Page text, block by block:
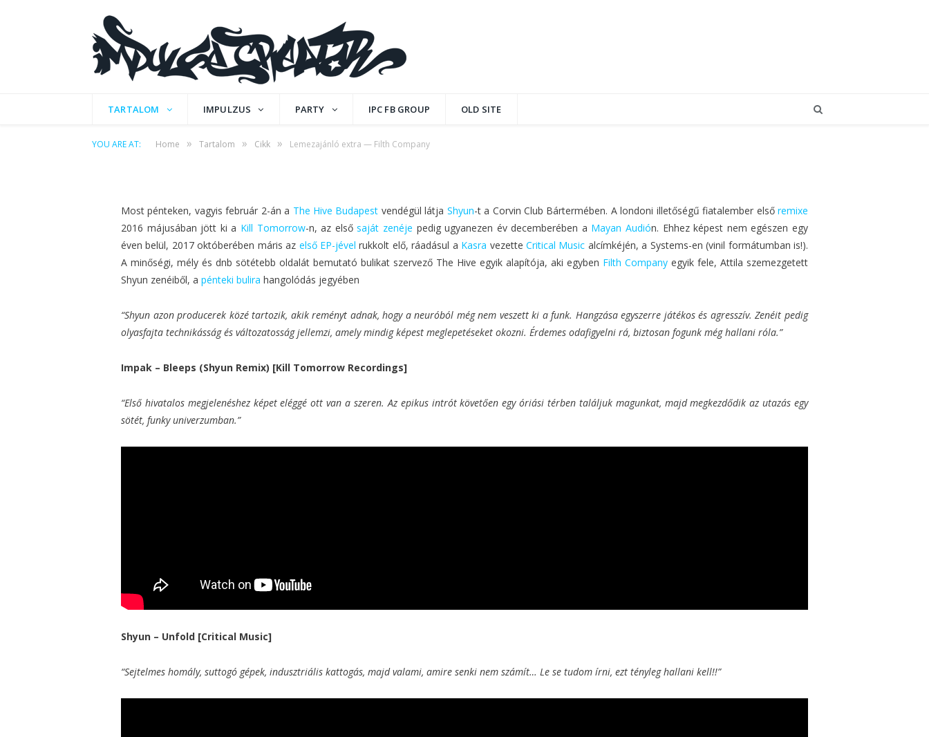
TARTALOM IMPULZUS PARTY IPC FB GROUP OLD SITE
YOU ARE AT: Home » Tartalom » Cikk » Lemezajánló extra — Filth Company
CIKK
Lemezajánló extra — Filth Company
Most pénteken, vagyis február 2-án a The Hive Budapest vendégül látja Shyun-t a Corvin Club Bártermében. A londoni illetőségű fiatalember első remixe
2016 májusában jött ki a Kill Tomorrow-n, az elsősaját zenéje pedig ugyanezen év decemberében a Mayan Audión. Ehhez képest nem egészen egy
éven belül, 2017 októberében máris az első EP-jével rukkolt elő, ráadásul a Kasra vezetteCritical Music alcímkéjén, a Systems-en (vinil formátumban is!).
A minőségi, mély és dnb sötétebb oldalát bemutató bulikat szervező The Hive egyik alapítója, aki egyben Filth Companyegyik fele, Attila szemezgetett
Shyun zenéiből, apénteki bulira hangolódás jegyében
“Shyun azon producerek közé tartozik, akik reményt adnak, hogy a neuróból még nem veszett ki a funk. Hangzása egyszerre játékos és agresszív. Zenéit pedig
olyasfajta technikásság és változatosság jellemzi, amely mindig képest meglepetéseket okozni. Érdemes odafigyelni rá, biztosan fogunk még hallani róla.”
Impak – Bleeps (Shyun Remix) [Kill Tomorrow Recordings]
“Első hivatalos megjelenéshez képet eléggé ott van a szeren. Az epikus intrót követően egy óriási térben találjuk magunkat, majd megkezdődik az utazás egy
sötét, funky univerzumban.”
Shyun – Unfold [Critical Music]
“Sejtelmes homály, suttogó gépek, indusztriális kattogás, majd valami, amire senki nem számít… Le se tudom írni, ezt tényleg hallani kell!!”